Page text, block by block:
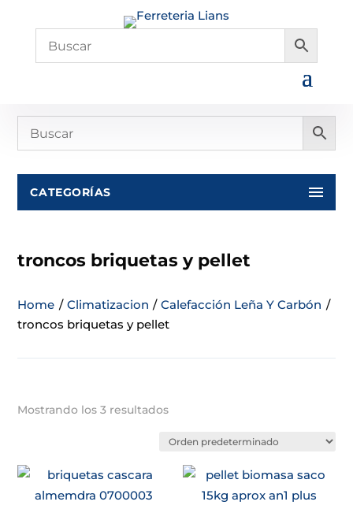
CATEGORÍAS
troncos briquetas y pellet
Home / Climatizacion / Calefacción Leña Y Carbón /
troncos briquetas y pellet
Mostrando los 3 resultados